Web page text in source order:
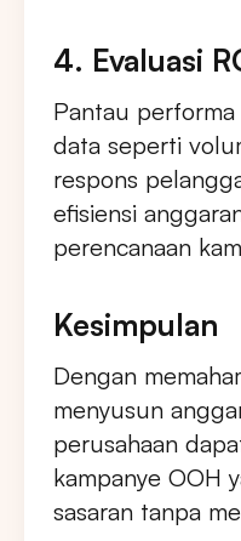
4. Evaluasi
Pantau
data seperti
respons
efisiensi
perencanaan
Kesimpulan
Dengan
menyusun
perusahaan
kampanye OOH
sasaran tanpa